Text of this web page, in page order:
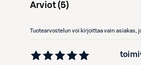
Arviot (5)
Tuotearvostelun voi kirjoittaa vain asiakas,